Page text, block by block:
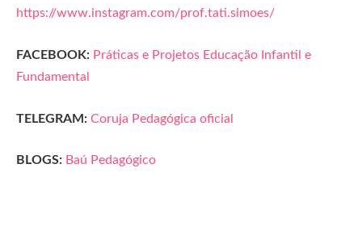
https://www.instagram.com/prof.tati.simoes/
FACEBOOK: Práticas e Projetos Educação Infantil e
Fundamental
TELEGRAM: Coruja Pedagógica oficial
BLOGS: Baú Pedagógico